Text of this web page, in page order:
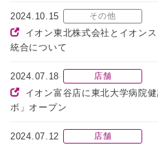
2024.10.15 その他
イオン東北株式会社とイオン
統合について
2024.07.18 店舗
イオン富谷店に東北大学病院
ボ」オープン
2024.07.12 店舗